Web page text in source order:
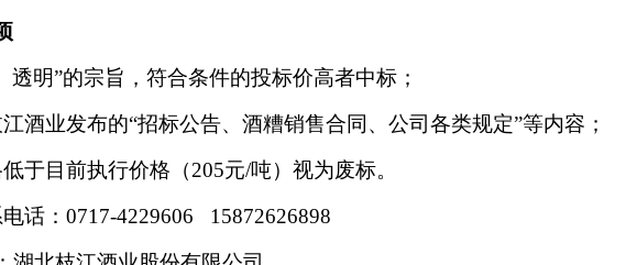
透明”的宗旨，符合条件的投标价高者中标；
酒业发布的“招标公告、酒糟销售合同、公司各类规定”等内容；
于目前执行价格（205元/吨）视为废标。
话：0717-4229606 15872626898